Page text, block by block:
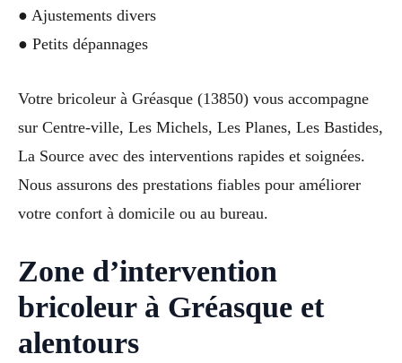
● Ajustements divers
● Petits dépannages
Votre bricoleur à Gréasque (13850) vous accompagne
sur Centre-ville, Les Michels, Les Planes, Les Bastides,
La Source avec des interventions rapides et soignées.
Nous assurons des prestations fiables pour améliorer
votre confort à domicile ou au bureau.
Zone d’intervention
bricoleur à Gréasque et
alentours